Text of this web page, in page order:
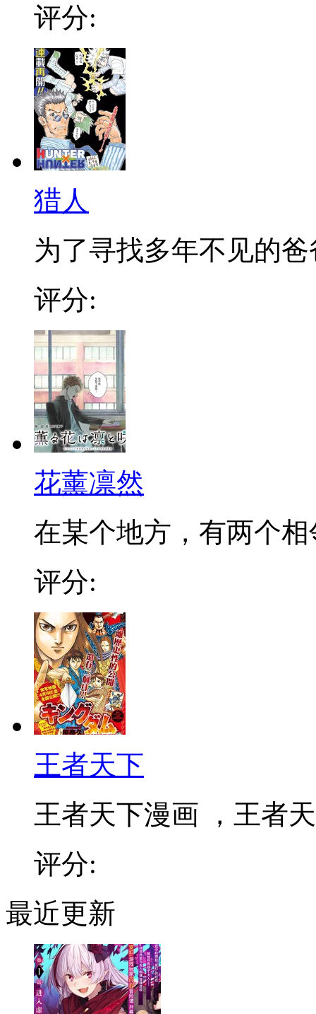
评分:
猎人
为了寻找多年不见的爸
评分:
花薰凛然
在某个地方，有两个相
评分:
王者天下
王者天下漫画 ，王者
评分:
最近更新